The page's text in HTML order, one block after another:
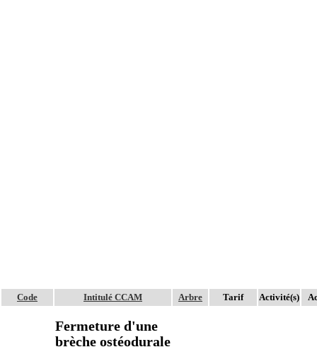
Code Intitulé CCAM Arbre Tarif Activité(s)
Fermeture d'une
brèche ostéodurale